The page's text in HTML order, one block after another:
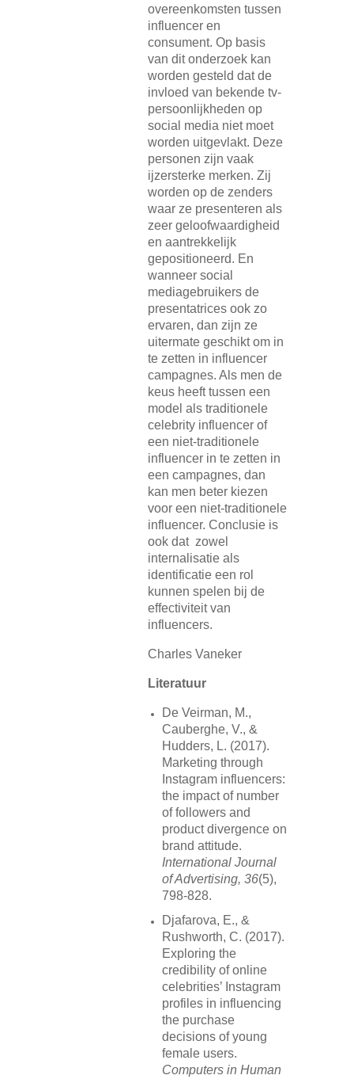
overeenkomsten tussen
influencer en
consument. Op basis
van dit onderzoek kan
worden gesteld dat de
invloed van bekende tv-
persoonlijkheden op
social media niet moet
worden uitgevlakt. Deze
personen zijn vaak
ijzersterke merken. Zij
worden op de zenders
waar ze presenteren als
zeer geloofwaardigheid
en aantrekkelijk
gepositioneerd. En
wanneer social
mediagebruikers de
presentatrices ook zo
ervaren, dan zijn ze
uitermate geschikt om in
te zetten in influencer
campagnes. Als men de
keus heeft tussen een
model als traditionele
celebrity influencer of
een niet-traditionele
influencer in te zetten in
een campagnes, dan
kan men beter kiezen
voor een niet-traditionele
influencer. Conclusie is
ook dat zowel
internalisatie als
identificatie een rol
kunnen spelen bij de
effectiviteit van
influencers.
Charles Vaneker
Literatuur
De Veirman, M.,
Cauberghe, V., &
Hudders, L. (2017).
Marketing through
Instagram influencers:
the impact of number
of followers and
product divergence on
brand attitude.
International Journal
of Advertising, 36(5),
798-828.
Djafarova, E., &
Rushworth, C. (2017).
Exploring the
credibility of online
celebrities’ Instagram
profiles in influencing
the purchase
decisions of young
female users.
Computers in Human